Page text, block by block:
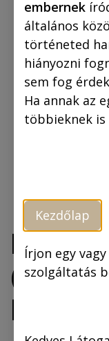
embernek
általános
történeted
hiányozni
sem fog
Ha annak az
többieknek is
Kezdőlap
Írjon egy
szolgáltatás